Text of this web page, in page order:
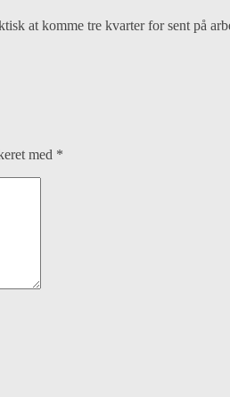
at komme tre kvarter for sent på
med *